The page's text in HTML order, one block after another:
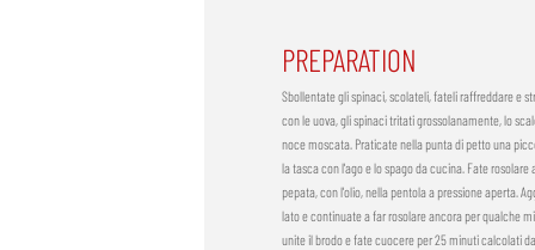
PREPARATION
Sbollentate gli spinaci, scolateli, fateli raffreddare e
con le uova, gli spinaci tritati grossolanamente, lo
noce moscata. Praticate nella punta di petto una
la tasca con l'ago e lo spago da cucina. Fate
pepata, con l'olio, nella pentola a pressione aperta.
lato e continuate a far rosolare ancora per qualche
unite il brodo e fate cuocere per 25 minuti calcolati